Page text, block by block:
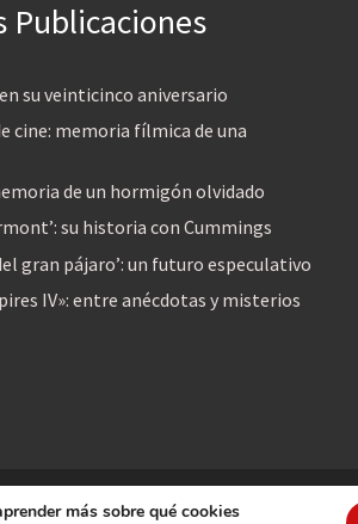
Publicaciones
su veinticinco aniversario
cine: memoria fílmica de una
de un hormigón olvidado
su historia con Cummings
gran pájaro’: un futuro especulativo
IV»: entre anécdotas y misterios
más sobre qué cookies